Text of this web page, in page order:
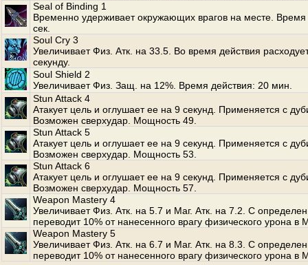
Seal of Binding 1
Временно удерживает окружающих врагов на месте. Время
сек.
Soul Cry 3
Увеличивает Физ. Атк. на 33.5. Во время действия
секунду.
Soul Shield 2
Увеличивает Физ. Защ. на 12%. Время действия: 20 мин.
Stun Attack 4
Атакует цель и оглушает ее на 9 секунд. Применяется с
Возможен сверхудар. Мощность 49.
Stun Attack 5
Атакует цель и оглушает ее на 9 секунд. Применяется с
Возможен сверхудар. Мощность 53.
Stun Attack 6
Атакует цель и оглушает ее на 9 секунд. Применяется с
Возможен сверхудар. Мощность 57.
Weapon Mastery 4
Увеличивает Физ. Атк. на 5.7 и Маг. Атк. на 7.2. С
переводит 10% от нанесенного врагу физического урона в
Weapon Mastery 5
Увеличивает Физ. Атк. на 6.7 и Маг. Атк. на 8.3. С
переводит 10% от нанесенного врагу физического урона в